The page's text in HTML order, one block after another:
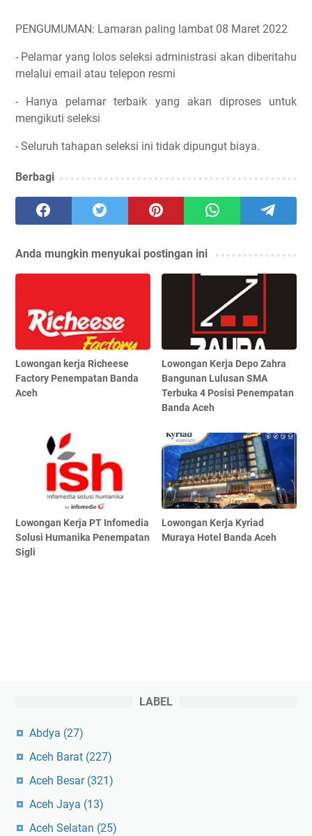
PENGUMUMAN: Lamaran paling lambat 08 Maret 2022
- Pelamar yang lolos seleksi administrasi akan diberitahu
melalui email atau telepon resmi
- Hanya pelamar terbaik yang akan diproses untuk
mengikuti seleksi
- Seluruh tahapan seleksi ini tidak dipungut biaya.
Berbagi
Anda mungkin menyukai postingan ini
Lowongan kerja Richeese
Factory Penempatan Banda
Aceh
Lowongan Kerja Depo Zahra
Bangunan Lulusan SMA
Terbuka 4 Posisi Penempatan
Banda Aceh
Lowongan Kerja PT Infomedia
Solusi Humanika Penempatan
Sigli
Lowongan Kerja Kyriad
Muraya Hotel Banda Aceh
LABEL
Abdya (27)
Aceh Barat (227)
Aceh Besar (321)
Aceh Jaya (13)
Aceh Selatan (25)